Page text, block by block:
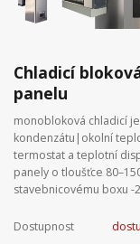
Chladicí
panelu
monobloková chladicí
kondenzátu|okolní
termostat a teplotní
panely o tloušťce
stavebnicovému boxu -
Dostupnost